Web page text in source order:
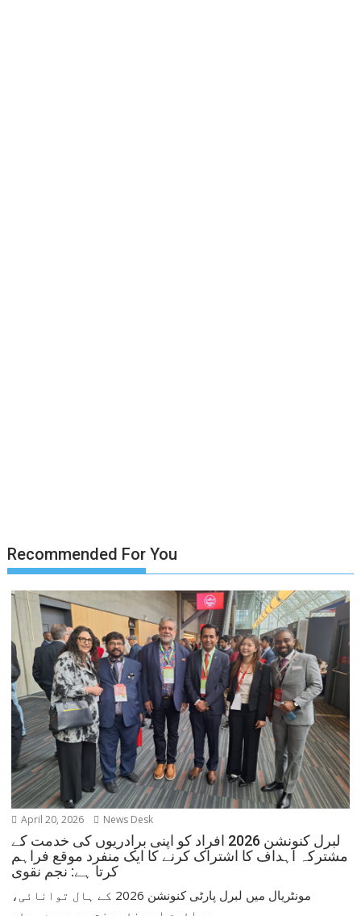
Recommended For You
April 20, 2026 News Desk
لبرل کنونشن 2026 افراد کو اپنی برادریوں کی خدمت کے
مشترکہ اہداف کا اشتراک کرنے کا ایک منفرد موقع فراہم
کرتا ہے: نجم نقوی
مونٹریال میں لبرل پارٹی کنونشن 2026 کے ہال توانائی،